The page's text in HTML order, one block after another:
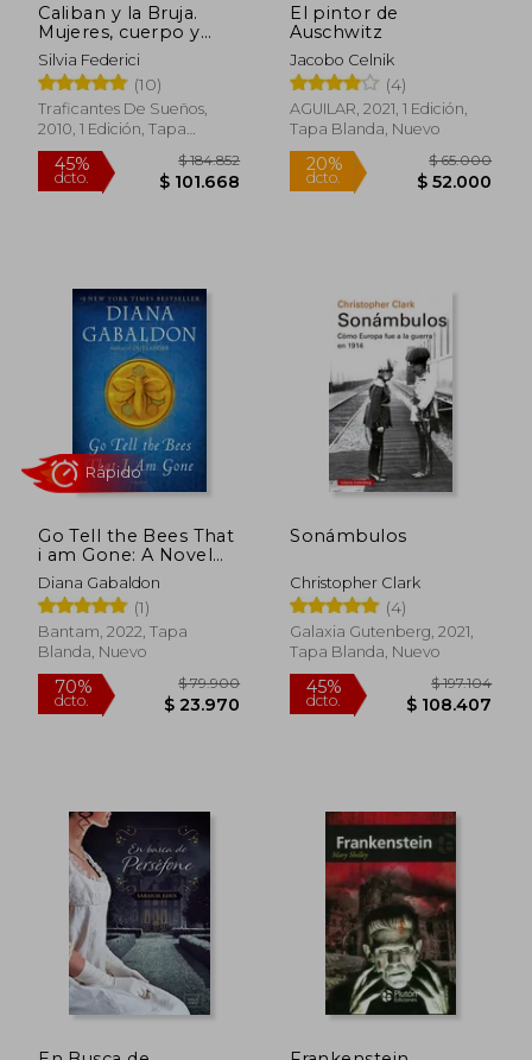
dcto. $ 94.178
45%
dcto.
Caliban y la Bruja.
Mujeres, cuerpo y
acumulación
originaria.
Silvia Federici
(10)
Traficantes De Sueños,
2010, 1 Edición, Tapa
Blanda, Nuevo
45% $ 184.852
El pintor de
Auschwitz
Jacobo Celnik
(4)
AGUILAR, 2021, 1 Edición,
Tapa Blanda, Nuevo
20%
Go Tell the Bees That
i am Gone: A Novel
(Outlander) (en
Inglés)
Diana Gabaldon
(1)
Bantam, 2022, Tapa
Blanda, Nuevo
Sonámbulos
Christopher Clark
(4)
Galaxia Gutenberg, 2021,
Tapa Blanda, Nuevo